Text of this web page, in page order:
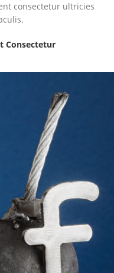
consectetur ultricies
Consectetur